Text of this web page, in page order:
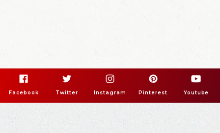
Facebook Twitter Instagram Pinterest Youtube